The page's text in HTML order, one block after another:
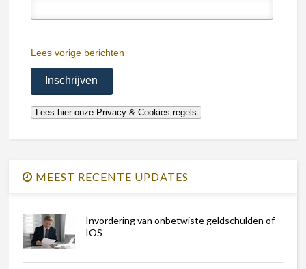
Lees vorige berichten
MEEST RECENTE UPDATES
Invordering van onbetwiste geldschulden of
IOS